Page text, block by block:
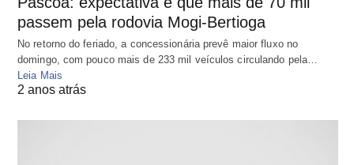
passem pela rodovia Mogi-Bertioga
No retorno do feriado, a concessionária prevê maior fluxo no
domingo, com pouco mais de 233 mil veículos circulando pela…
Leia Mais
2 anos atrás